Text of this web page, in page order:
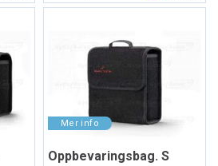
Oppbevaringsbag. S